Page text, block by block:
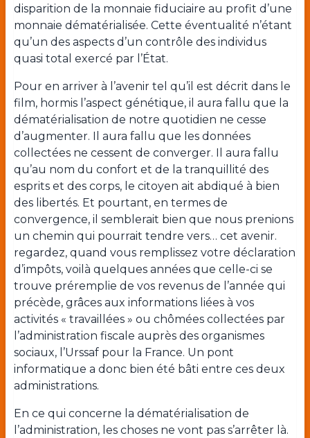
disparition de la monnaie fiduciaire au profit d’une
monnaie dématérialisée. Cette éventualité n’étant
qu’un des aspects d’un contrôle des individus
quasi total exercé par l’État.
Pour en arriver à l’avenir tel qu’il est décrit dans le
film, hormis l’aspect génétique, il aura fallu que la
dématérialisation de notre quotidien ne cesse
d’augmenter. Il aura fallu que les données
collectées ne cessent de converger. Il aura fallu
qu’au nom du confort et de la tranquillité des
esprits et des corps, le citoyen ait abdiqué à bien
des libertés. Et pourtant, en termes de
convergence, il semblerait bien que nous prenions
un chemin qui pourrait tendre vers… cet avenir.
regardez, quand vous remplissez votre déclaration
d’impôts, voilà quelques années que celle-ci se
trouve préremplie de vos revenus de l’année qui
précède, grâces aux informations liées à vos
activités « travaillées » ou chômées collectées par
l’administration fiscale auprès des organismes
sociaux, l’Urssaf pour la France. Un pont
informatique a donc bien été bâti entre ces deux
administrations.
En ce qui concerne la dématérialisation de
l’administration, les choses ne vont pas s’arrêter là.